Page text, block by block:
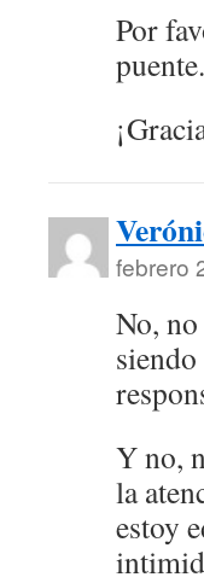
Por
puente.
febrero
No,
Y no,
la
estoy